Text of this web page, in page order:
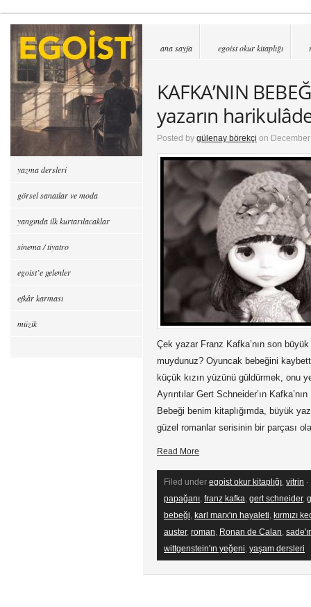
ana sayfa egoist okur kitaplığı
KAFKA’NIN
yazarın
Posted by gülenay börekçi on
Çek yazar Franz Kafka’nın son
muydunuz? Oyuncak bebeğini
küçük kızın yüzünü güldürmek, onu
Ayrıntılar Gert Schneider’ın
Bebeği benim kitaplığımda, büyük
güzel romanlar serisinin bir parçası
Read More
Filed under egoist okur kitaplığı, vitrin
papağanı, franz kafka, gert schneider,
bebeği, karl marx'ın hayaleti, kırmızı
auster, roman, Ronan de Calan,
wittgenstein'ın yeğeni, yaşam dersleri
yazma dersleri
görsel sanatlar ve moda
yangında ilk kurtarılacaklar
sinema / tiyatro
egoist’e gelenler
efkâr karması
müzik